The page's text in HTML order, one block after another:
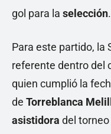
gol para la selección.
Para este partido, la
referente dentro del
quien cumplió la
de Torreblanca
asistidora del torneo